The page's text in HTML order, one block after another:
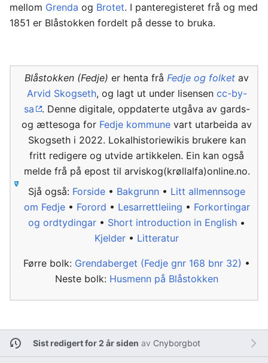
mellom Grenda og Brotet. I panteregisteret frå og med
1851 er Blåstokken fordelt på desse to bruka.
Blåstokken (Fedje) er henta frå Fedje og folket av
Arvid Skogseth, og lagt ut under lisensen cc-by-
sa
. Denne digitale, oppdaterte utgåva av gards-
og ættesoga for Fedje kommune vart utarbeida av
Skogseth i 2022. Lokalhistoriewikis brukere kan
fritt redigere og utvide artikkelen. Ein kan også
melde frå på epost til arviskog(krøllalfa)online.no.
Sjå også: Forside • Bakgrunn • Litt allmennsoge
om Fedje• Forord • Lesarrettleiing • Forkortingar
og ordtydingar • Short introduction in English •
Kjelder • Litteratur
Førre bolk: Grendaberget (Fedje gnr 168 bnr 32) •
Neste bolk: Husmenn på Blåstokken
Sist redigert for 2 år siden av Cnyborgbot